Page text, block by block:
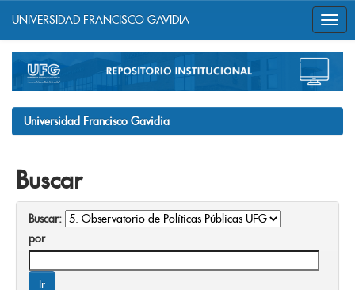
navigation
UNIVERSIDAD FRANCISCO GAVIDIA
Universidad Francisco Gavidia
Buscar
Buscar:
por